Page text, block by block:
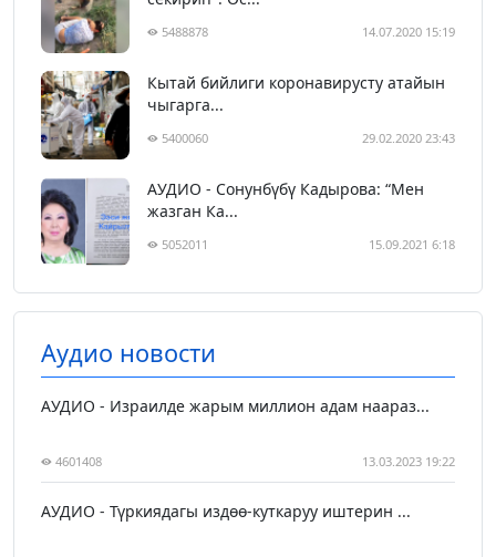
5488878 14.07.2020 15:19
Кытай бийлиги коронавирусту атайын
чыгарга...
5400060 29.02.2020 23:43
АУДИО - Сонунбүбү Кадырова: “Мен
жазган Ка...
5052011 15.09.2021 6:18
Аудио новости
АУДИО - Израилде жарым миллион адам наараз...
4601408 13.03.2023 19:22
АУДИО - Түркиядагы издөө-куткаруу иштерин ...